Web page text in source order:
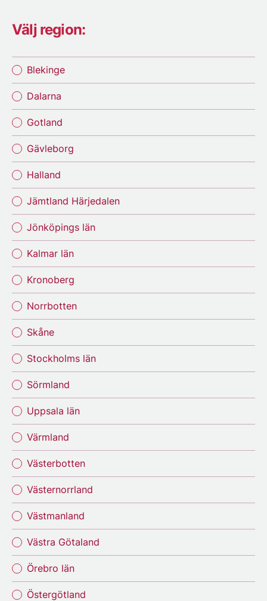
Välj region:
Blekinge
Dalarna
Gotland
Gävleborg
Halland
Jämtland Härjedalen
Jönköpings län
Kalmar län
Kronoberg
Norrbotten
Skåne
Stockholms län
Sörmland
Uppsala län
Värmland
Västerbotten
Västernorrland
Västmanland
Västra Götaland
Örebro län
Östergötland